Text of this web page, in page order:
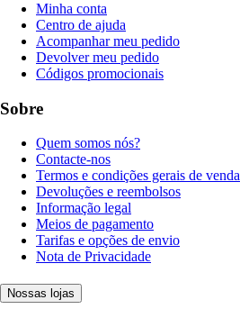
Minha conta
Centro de ajuda
Acompanhar meu pedido
Devolver meu pedido
Códigos promocionais
Sobre
Quem somos nós?
Contacte-nos
Termos e condições gerais de venda
Devoluções e reembolsos
Informação legal
Meios de pagamento
Tarifas e opções de envio
Nota de Privacidade
Nossas lojas